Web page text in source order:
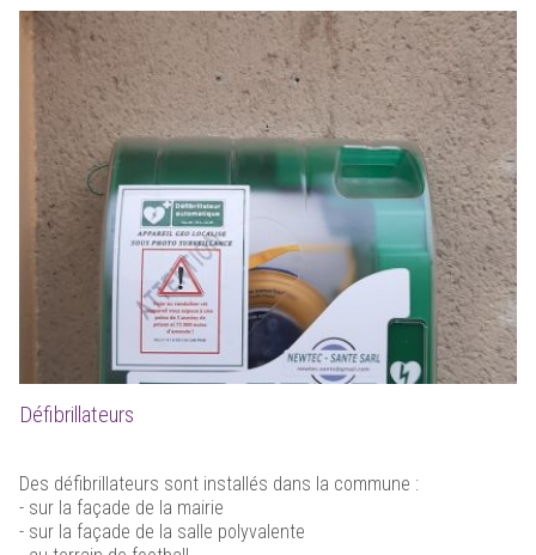
Défibrillateurs
Des défibrillateurs sont installés dans la commune :
- sur la façade de la mairie
- sur la façade de la salle polyvalente